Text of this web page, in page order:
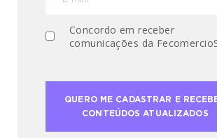
Concordo em receber
comunicações da